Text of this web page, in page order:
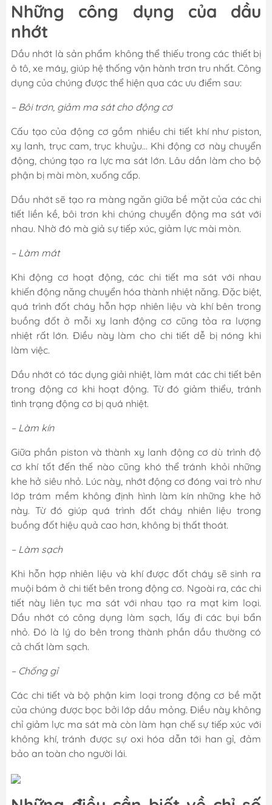
Những công dụng của dầu
nhớt
Dầu nhớt là sản phẩm không thể thiếu trong các thiết bị
ô tô, xe máy, giúp hệ thống vận hành trơn tru nhất. Công
dụng của chúng được thể hiện qua các ưu điểm sau:
– Bôi trơn, giảm ma sát cho động cơ
Cấu tạo của động cơ gồm nhiều chi tiết khí như piston,
xy lanh, trục cam, trục khuỷu… Khi động cơ này chuyển
động, chúng tạo ra lực ma sát lớn. Lâu dần làm cho bộ
phận bị mài mòn, xuống cấp.
Dầu nhớt sẽ tạo ra màng ngăn giữa bề mặt của các chi
tiết liền kề, bôi trơn khi chúng chuyển động ma sát với
nhau. Nhờ đó mà giả sự tiếp xúc, giảm lực mài mòn.
– Làm mát
Khi động cơ hoạt động, các chi tiết ma sát với nhau
khiến động năng chuyển hóa thành nhiệt năng. Đặc biệt,
quá trình đốt cháy hỗn hợp nhiên liệu và khí bên trong
buồng đốt ở mỗi xy lanh động cơ cũng tỏa ra lượng
nhiệt rất lớn. Điều này làm cho chi tiết dễ bị nóng khi
làm việc.
Dầu nhớt có tác dụng giải nhiệt, làm mát các chi tiết bên
trong động cơ khi hoạt động. Từ đó giảm thiểu, tránh
tình trạng động cơ bị quá nhiệt.
– Làm kín
Giữa phần piston và thành xy lanh động cơ dù trình độ
cơ khí tốt đến thế nào cũng khó thể tránh khỏi những
khe hở siêu nhỏ. Lúc này, nhớt động cơ đóng vai trò như
lớp trám mềm không định hình làm kín những khe hở
này. Từ đó giúp quá trình đốt cháy nhiên liệu trong
buồng đốt hiệu quả cao hơn, không bị thất thoát.
– Làm sạch
Khi hỗn hợp nhiên liệu và khí được đốt cháy sẽ sinh ra
muội bám ở chi tiết bên trong động cơ. Ngoài ra, các chi
tiết này liên tục ma sát với nhau tạo ra mạt kim loại.
Dầu nhớt có công dụng làm sạch, lấy đi các bụi bẩn
nhỏ. Đó là lý do bên trong thành phần dầu thường có
cả chất làm sạch.
– Chống gỉ
Các chi tiết và bộ phận kim loại trong động cơ bề mặt
của chúng được bọc bởi lớp dầu mỏng. Điều này không
chỉ giảm lực ma sát mà còn làm hạn chế sự tiếp xúc với
không khí, tránh được sự oxi hóa dẫn tới han gỉ, đảm
bảo an toàn cho người lái.